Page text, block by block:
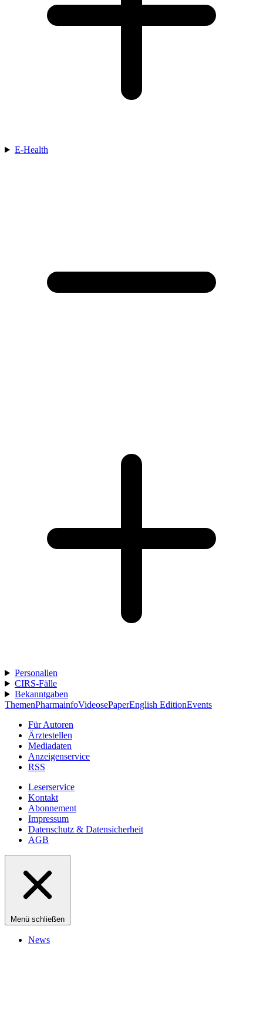
E-Health
Personalien
CIRS-Fälle
Bekanntgaben
ThemenPharmainfoVideosePaperEnglish EditionEvents
Für Autoren
Ärztestellen
Mediadaten
Anzeigenservice
RSS
Leserservice
Kontakt
Abonnement
Impressum
Datenschutz & Datensicherheit
AGB
Menü schließen
News